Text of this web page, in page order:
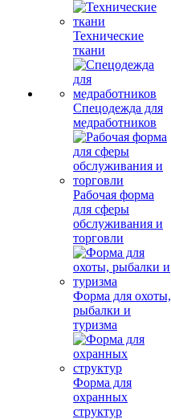
Технические
ткани
Спецодежда для
медработников
Рабочая форма
для сферы
обслуживания и
торговли
Форма для охоты,
рыбалки и
туризма
Форма для
охранных
структур